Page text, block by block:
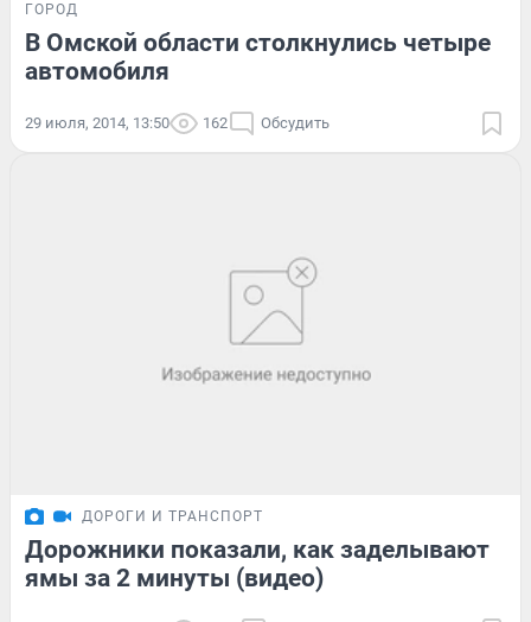
ГОРОД
В Омской области столкнулись четыре
автомобиля
29 июля, 2014, 13:50 162 Обсудить
ДОРОГИ И ТРАНСПОРТ
Дорожники показали, как заделывают
ямы за 2 минуты (видео)